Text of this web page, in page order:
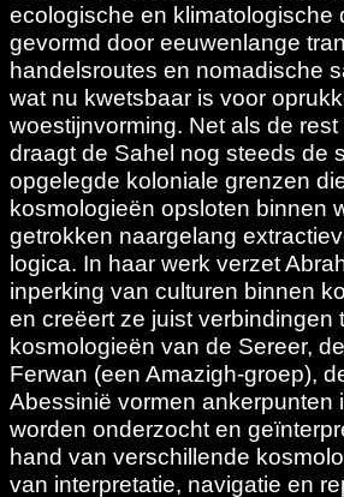
ecologische en klimatologische
gevormd door eeuwenlange
handelsroutes en nomadische
wat nu kwetsbaar is voor
woestijnvorming. Net als de
draagt de Sahel nog steeds de
opgelegde koloniale grenzen
kosmologieën opsloten binnen
getrokken naargelang
logica. In haar werk verzet
inperking van culturen binnen
en creëert ze juist verbindingen
kosmologieën van de Sereer,
Ferwan (een Amazigh-groep),
Abessinië vormen ankerpunten
worden onderzocht en
hand van verschillende
van interpretatie, navigatie en